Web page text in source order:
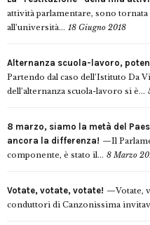
attività parlamentare, sono
all’università... 18 Giugno 2018
Alternanza scuola-lavoro,
Partendo dal caso dell’Istituto Da
dell’alternanza scuola-lavoro si è...
8 marzo, siamo la metà del
ancora la differenza!
Il
componente, è stato il... 8 Marzo
Votate, votate, votate!
Votate,
conduttori di Canzonissima